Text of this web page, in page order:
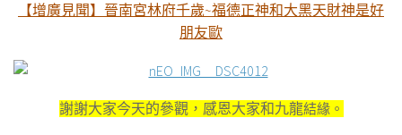
【增廣見聞】晉南宮林府千歲~福德正神和大黑天財神是好
朋友歐
謝謝大家今天的參觀，感恩大家和九龍結緣。